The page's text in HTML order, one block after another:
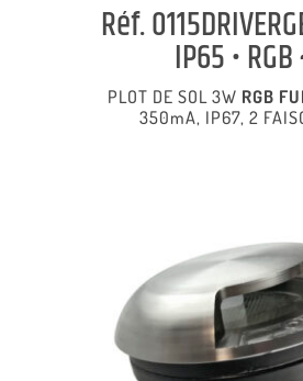
Réf.
IP65 •
PLOT DE SOL 3W RGB
350mA, IP67, 2